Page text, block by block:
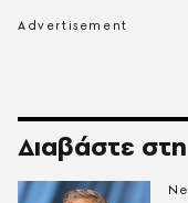
Διαβάστε